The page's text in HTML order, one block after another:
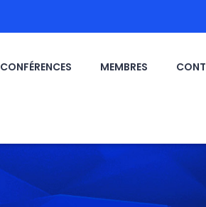
CONFÉRENCES MEMBRES